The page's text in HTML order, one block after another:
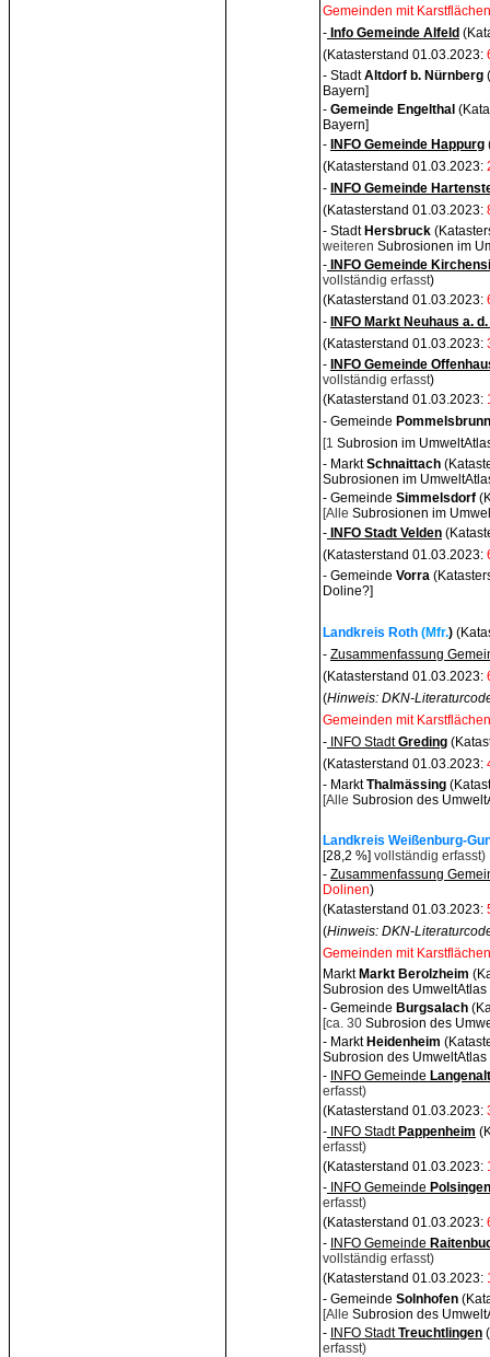
Gemeinden mit
- Info Gemeinde Alfeld
(Katasterstand 01.03.2023:
- StadtAltdorf b. Nürnberg
Bayern]
- Gemeinde Engeltha
Bayern]
- INFO Gemeinde Happurg
(Katasterstand 01.03.2023:
- INFO Gemeinde
(Katasterstand 01.03.2023:
- Stadt Hersbruck
weiteren Subrosionen im
- INFO Gemeinde
vollständig erfasst)
(Katasterstand 01.03.2023:
- INFO Markt Neuhaus a.
(Katasterstand 01.03.2023:
- INFO Gemeinde
vollständig erfasst)
(Katasterstand 01.03.2023:
- Gemeinde Pommelsbrunn
[1 Subrosion im
- MarktSchnaittach
Subrosionen im
- Gemeinde Simmelsdorf
[Alle Subrosionen im
- INFO Stadt Velden
(Katasterstand 01.03.2023:
- Gemeinde Vorra
Doline?]
Landkreis Roth (Mfr.)
- Zusammenfassung
(Katasterstand 01.03.2023:
(Hinweis: DKN-
Gemeinden mit
- INFO StadtGreding
(Katasterstand 01.03.2023:
- MarktThalmässing
[Alle Subrosion des
Landkreis Weißenburg-
[28,2 %] vollständig erfasst)
- Zusammenfassung
Dolinen)
(Katasterstand 01.03.2023:
(Hinweis: DKN-
Gemeinden mit
Markt Markt Berolzheim
Subrosion des
- Gemeinde Burgsalach
[ca. 30 Subrosion des
- Markt Heidenheim
Subrosion des UmweltAtlas
- INFO Gemeinde
erfasst)
(Katasterstand 01.03.2023:
- INFO Stadt Pappenheim
erfasst)
(Katasterstand 01.03.2023:
- INFO Gemeinde Polsingen
erfasst)
(Katasterstand 01.03.2023:
- INFO Gemeinde
vollständig erfasst)
(Katasterstand 01.03.2023:
- Gemeinde Solnhofen
[Alle Subrosion des
- INFO StadtTreuchtlingen
erfasst)